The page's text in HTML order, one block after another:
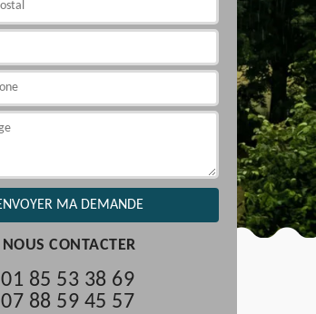
NOUS CONTACTER
01 85 53 38 69
07 88 59 45 57